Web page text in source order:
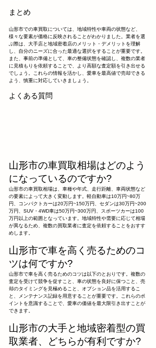
まとめ
山形市での車買取については、地域特性や車両の状態など、
様々な要素が価格に反映されることがわかりました。業者を選
ぶ際は、大手店と地域密着店のメリット・デメリットを理解
し、自分のニーズに合った最適な選択をすることが重要です。
また、事前の準備として、車の整備状態を確認し、複数の業者
に見積もりを依頼することで、より高額な査定額を引き出せる
でしょう。これらの情報を活かし、愛車を最高値で売却できる
よう、慎重に対応していきましょう。
よくある質問
山形市の車買取相場はどのよう
になっているのですか?
山形市の車買取相場は、車種や年式、走行距離、車両状態など
の要素によって大きく変動します。軽自動車は10万円~80万
円、コンパクトカーは20万円~150万円、セダンは30万円~200
万円、SUV・4WD車は50万円~300万円、スポーツカーは100
万円以上の範囲となっています。地域特性や需要に応じて相場
が異なるため、複数の買取業者に査定を依頼することをおすす
めします。
山形市で車を高く売るためのコ
ツは何ですか?
山形市で車を高く売るためのコツは以下のとおりです。複数の
査定を受けて競争を促すこと、車の状態を良好に保つこと、売
却のタイミングを見極めること、オプション品を活用するこ
と、メンテナンス記録を用意することが重要です。これらのポ
イントを意識することで、愛車の価値を最大限引き出すことが
できます。
山形市の大手と地域密着型の買
取業者、どちらが有利ですか?